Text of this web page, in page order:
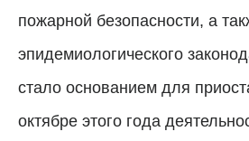
пожарной безопасности, а
эпидемиологического
стало основанием для
октябре этого года